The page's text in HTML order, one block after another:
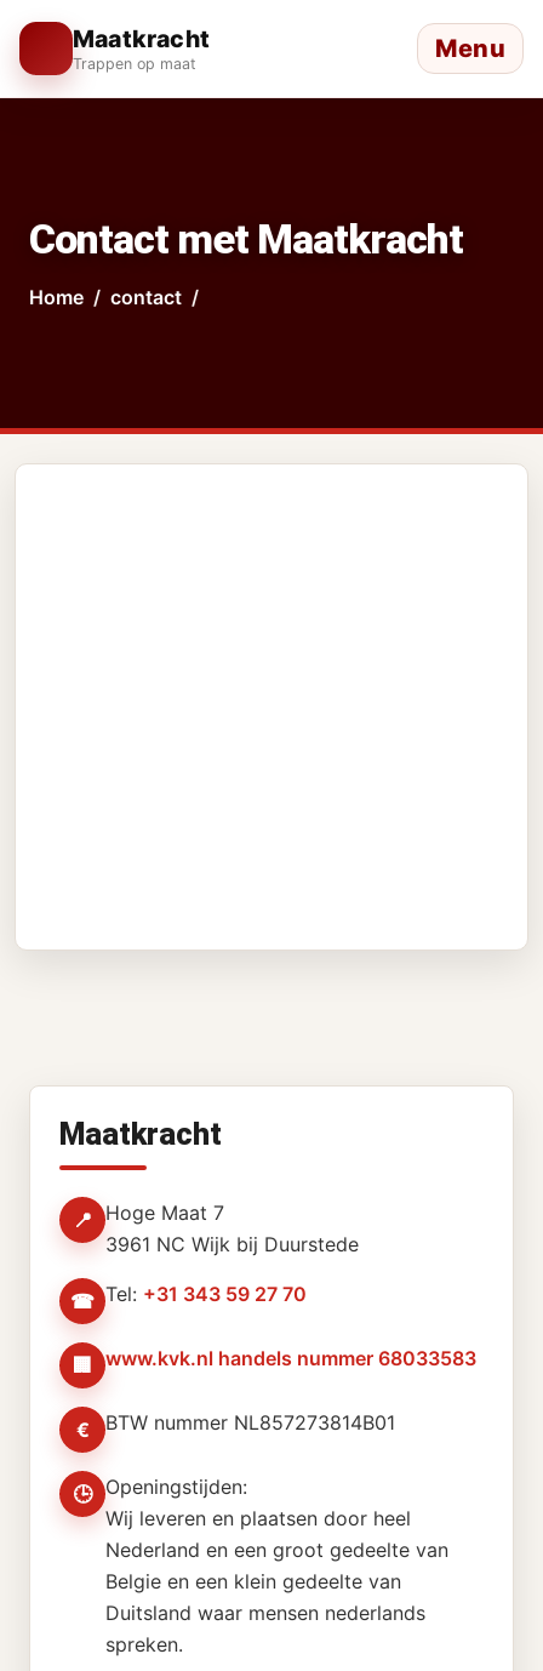
Maatkracht
Trappen op maat Menu
Contact met Maatkracht
Home contact
Maatkracht
📍
Hoge Maat 7
3961 NC Wijk bij Duurstede
☎ Tel: +31 343 59 27 70
🏢 www.kvk.nl handels nummer 68033583
€ BTW nummer NL857273814B01
🕒 Openingstijden:
Wij leveren en plaatsen door heel
Nederland en een groot gedeelte van
Belgie en een klein gedeelte van
Duitsland waar mensen nederlands
spreken.